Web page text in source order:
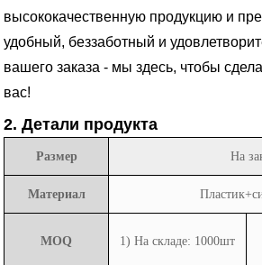
высококачественную продукцию и
удобный, беззаботный и
вашего заказа - мы здесь, чтобы
вас!
2. Детали продукта
Размер На
Материал
MOQ 1) На складе: 1000шт